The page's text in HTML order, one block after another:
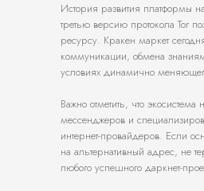
История развития платформы
третью версию протокола Tor
ресурсу. Кракен маркет
коммуникации, обмена
условиях динамично
Важно отметить, что
мессенджеров и
интернет-провайдеров. Если
на альтернативный адрес, не
любого успешного даркнет-